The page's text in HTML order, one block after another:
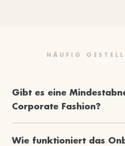
HÄUFIG
Gibt es eine
Corporate Fashion?
Wie funktioniert das